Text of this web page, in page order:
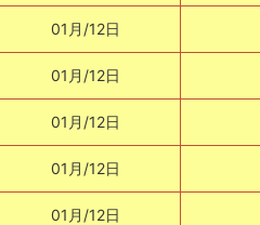
01月/12日
01月/12日
01月/12日
01月/12日
01月/12日